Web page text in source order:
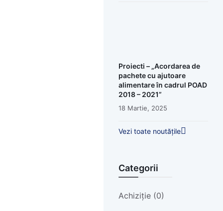
Proiecti – „Acordarea de
pachete cu ajutoare
alimentare în cadrul POAD
2018 – 2021”
18 Martie, 2025
Vezi toate noutățile
Categorii
Achiziție (0)